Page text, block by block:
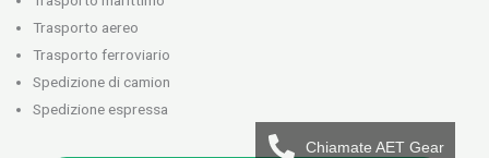
Trasporto aereo
Trasporto ferroviario
Spedizione di camion
Spedizione espressa
Chiamate AET Gear